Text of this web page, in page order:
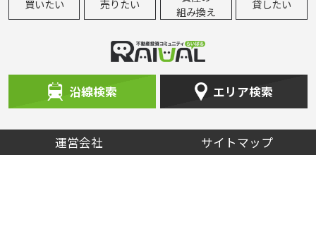
買いたい 売りたい
組み換え
貸したい
沿線検索 エリア検索
運営会社 サイトマップ